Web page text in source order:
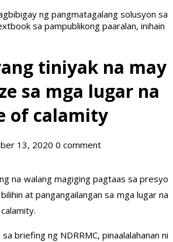
ng pangmatagalang solusyon sa
sa pampublikong paaralan, inihain
tiniyak na may
sa mga lugar na
of calamity
13, 2020 0 comment
na walang magiging pagtaas sa presyo
at pangangailangan sa mga lugar na
briefing ng NDRRMC, pinaalalahanan ni